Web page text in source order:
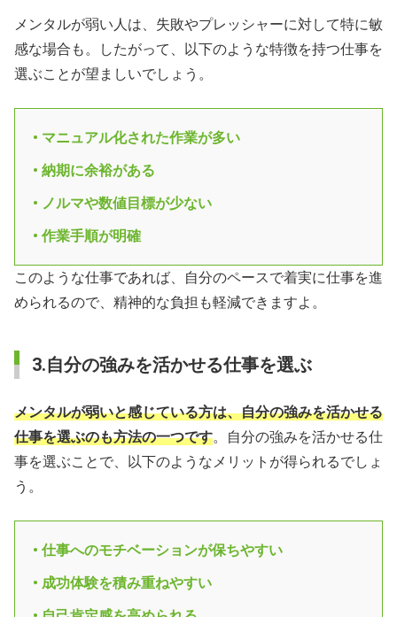
メンタルが弱い人は、失敗やプレッシャーに対して特に敏
感な場合も。したがって、以下のような特徴を持つ仕事を
選ぶことが望ましいでしょう。
• マニュアル化された作業が多い
• 納期に余裕がある
• ノルマや数値目標が少ない
• 作業手順が明確
このような仕事であれば、自分のペースで着実に仕事を進
められるので、精神的な負担も軽減できますよ。
3.自分の強みを活かせる仕事を選ぶ
メンタルが弱いと感じている方は、自分の強みを活かせる
仕事を選ぶのも方法の一つです。自分の強みを活かせる仕
事を選ぶことで、以下のようなメリットが得られるでしょ
う。
• 仕事へのモチベーションが保ちやすい
• 成功体験を積み重ねやすい